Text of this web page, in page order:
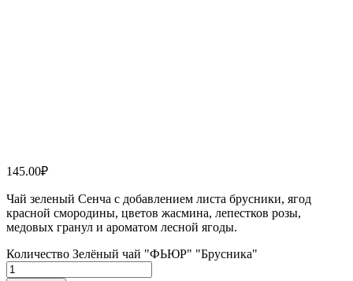
145.00₽
Чай зеленый Сенча с добавлением листа брусники, ягод
красной смородины, цветов жасмина, лепестков розы,
медовых гранул и ароматом лесной ягоды.
Количество Зелёный чай "ФЬЮР" "Брусника"